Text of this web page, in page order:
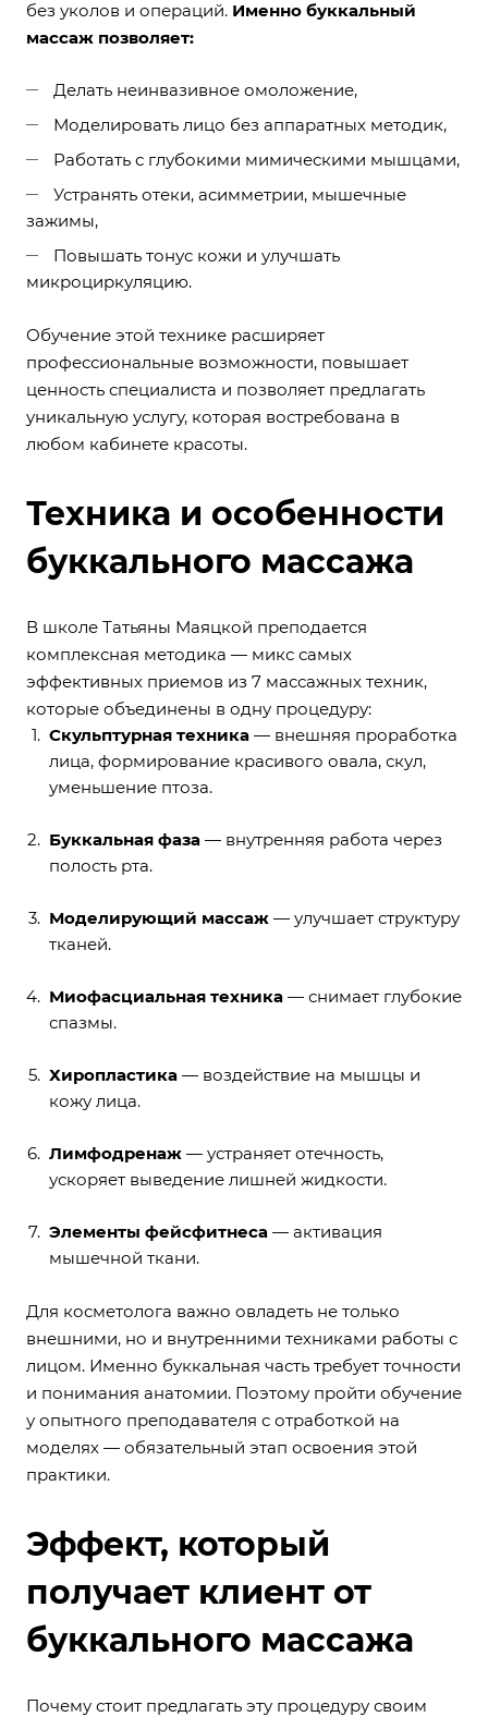
без уколов и операций. Именно буккальный
массаж позволяет:
Делать неинвазивное омоложение,
Моделировать лицо без аппаратных методик,
Работать с глубокими мимическими мышцами,
Устранять отеки, асимметрии, мышечные
зажимы,
Повышать тонус кожи и улучшать
микроциркуляцию.
Обучение этой технике расширяет
профессиональные возможности, повышает
ценность специалиста и позволяет предлагать
уникальную услугу, которая востребована в
любом кабинете красоты.
Техника и особенности
буккального массажа
В школе Татьяны Маяцкой преподается
комплексная методика — микс самых
эффективных приемов из 7 массажных техник,
которые объединены в одну процедуру:
Скульптурная техника — внешняя проработка
лица, формирование красивого овала, скул,
уменьшение птоза.
Буккальная фаза — внутренняя работа через
полость рта.
Моделирующий массаж — улучшает структуру
тканей.
Миофасциальная техника — снимает глубокие
спазмы.
Хиропластика — воздействие на мышцы и
кожу лица.
Лимфодренаж — устраняет отечность,
ускоряет выведение лишней жидкости.
Элементы фейсфитнеса — активация
мышечной ткани.
Для косметолога важно овладеть не только
внешними, но и внутренними техниками работы с
лицом. Именно буккальная часть требует точности
и понимания анатомии. Поэтому пройти обучение
у опытного преподавателя с отработкой на
моделях — обязательный этап освоения этой
практики.
Эффект, который
получает клиент от
буккального массажа
Почему стоит предлагать эту процедуру своим